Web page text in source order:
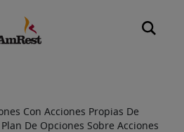
Con Acciones Propias De
De Opciones Sobre Acciones